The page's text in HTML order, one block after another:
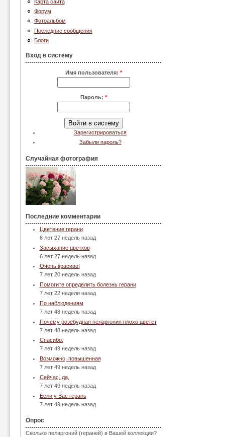
Карта сайта
Форум
Фотоальбом
Последние сообщения
Блоги
Вход в систему
Имя пользователя: *
Пароль: *
Зарегистрироваться
Забыли пароль?
Случайная фотография
Последние комментарии
Цветение герани
6 лет 27 недель назад
Засыхание цветков
6 лет 27 недель назад
Очень красиво!
7 лет 20 недель назад
Помогите определить болезнь герани
7 лет 22 недели назад
По наблюдениям
7 лет 48 недель назад
Почему розебудная пеларгония плохо цветет
7 лет 48 недель назад
Спасибо.
7 лет 49 недель назад
Возможно, повышенная
7 лет 49 недель назад
Сейчас, да,
7 лет 49 недель назад
Если у Вас герань
7 лет 49 недель назад
Опрос
Сколько пеларгоний (гераней) в Вашей коллекции?